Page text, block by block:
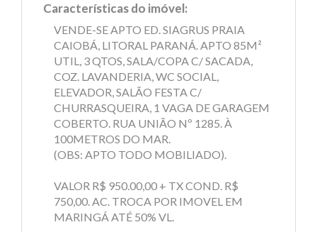
Características do imóvel:
VENDE-SE APTO ED. SIAGRUS PRAIA
CAIOBÁ, LITORAL PARANÁ. APTO 85M²
UTIL, 3 QTOS, SALA/COPA C/ SACADA,
COZ. LAVANDERIA, WC SOCIAL,
ELEVADOR, SALÃO FESTA C/
CHURRASQUEIRA, 1 VAGA DE GARAGEM
COBERTO. RUA UNIÃO Nº 1285. À
100METROS DO MAR.
(OBS: APTO TODO MOBILIADO).
VALOR R$ 950.00,00 + TX COND. R$
750,00. AC. TROCA POR IMOVEL EM
MARINGÁ ATÉ 50% VL.